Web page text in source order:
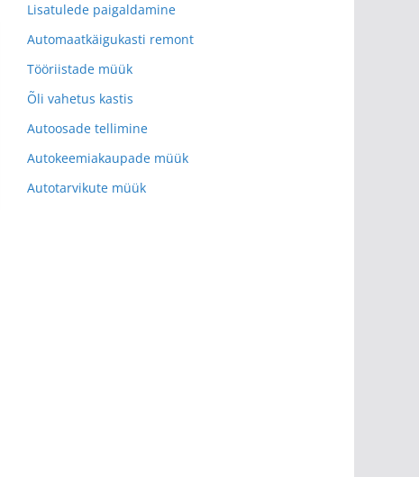
Lisatulede paigaldamine
Automaatkäigukasti remont
Tööriistade müük
Õli vahetus kastis
Autoosade tellimine
Autokeemiakaupade müük
Autotarvikute müük